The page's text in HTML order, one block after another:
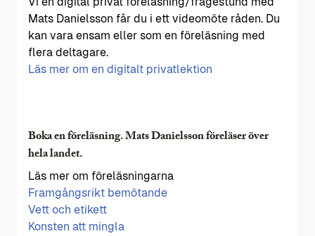
Mats Danielsson får du i ett videomöte råden. Du
kan vara ensam eller som en föreläsning med
flera deltagare.
Läs mer om en digitalt privatlektion
Boka en föreläsning. Mats Danielsson föreläser över
hela landet.
Läs mer om föreläsningarna
Framgångsrikt bemötande
Vett och etikett
Konsten att mingla